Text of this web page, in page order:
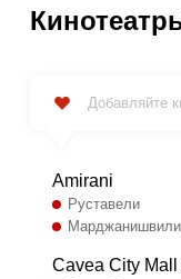
Добавляйте
Amirani
Руставели
Марджанишвили
Cavea City